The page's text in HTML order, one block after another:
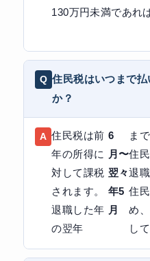
130万円未満であれ
住民税はいつまで
か？
住民税は前
年の所得に
対して課税
されます。
退職した年
の翌年
6
月〜
翌々
年5
月
ま
住
退
住
め
し